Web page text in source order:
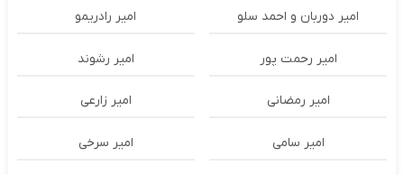
امیر دوربان و احمد سلو امیر رادریمو
امیر رحمت پور امیر رشوند
امیر رمضانی امیر زارعی
امیر سامی امیر سرخی